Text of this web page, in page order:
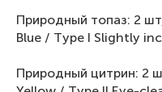
Природный топаз: 2
Blue / Тyре I Slightly
Прирoдный цитрин: 2